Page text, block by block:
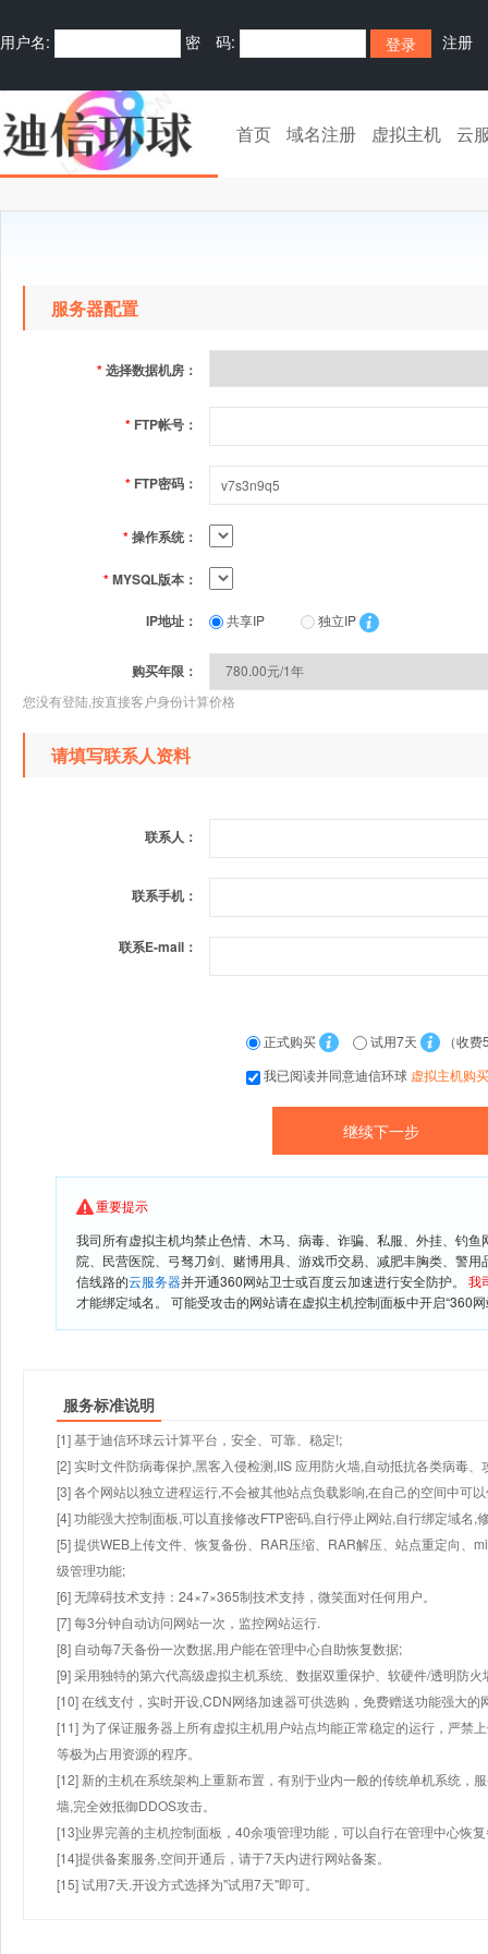
用户名: 密 码: 注册
首页 域名注册 虚拟主机 云
服务器配置
*选择数据机房：
* FTP帐号：
* FTP密码：
*操作系统：
*MYSQL版本：
IP地址： 共享IP 独立IP
购买年限：
您没有登陆,按直接客户身份计算价格
请填写联系人资料
联系人：
联系手机：
联系E-mail：
正式购买 试用7天
（收费
我已阅读并同意迪信环球 虚拟主机购
重要提示
我司所有虚拟主机均禁止色情、木马、病毒、诈骗、私服、外挂、钓
院、民营医院、弓驽刀剑、赌博用具、游戏币交易、减肥丰胸类、警
信线路的云服务器并开通360网站卫士或百度云加速进行安全防护。 我
才能绑定域名。 可能受攻击的网站请在虚拟主机控制面板中开启“360
服务标准说明
[1] 基于迪信环球云计算平台，安全、可靠、稳定!;
[2] 实时文件防病毒保护,黑客入侵检测,IIS 应用防火墙,自动抵抗各类病毒、
[3] 各个网站以独立进程运行,不会被其他站点负载影响,在自己的空间中可
[4] 功能强大控制面板,可以直接修改FTP密码,自行停止网站,自行绑定域名,
[5] 提供WEB上传文件、恢复备份、RAR压缩、RAR解压、站点重定向、
级管理功能;
[6] 无障碍技术支持：24×7×365制技术支持，微笑面对任何用户。
[7] 每3分钟自动访问网站一次，监控网站运行.
[8] 自动每7天备份一次数据,用户能在管理中心自助恢复数据;
[9] 采用独特的第六代高级虚拟主机系统、数据双重保护、软硬件/透明防火
[10] 在线支付，实时开设,CDN网络加速器可供选购，免费赠送功能强大
[11] 为了保证服务器上所有虚拟主机用户站点均能正常稳定的运行，严禁
等极为占用资源的程序。
[12] 新的主机在系统架构上重新布置，有别于业内一般的传统单机系统，
墙,完全效抵御DDOS攻击。
[13]业界完善的主机控制面板，40余项管理功能，可以自行在管理中心恢
[14]提供备案服务,空间开通后，请于7天内进行网站备案。
[15] 试用7天.开设方式选择为"试用7天"即可。